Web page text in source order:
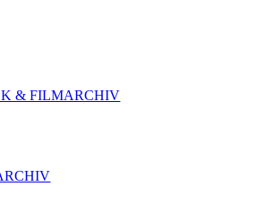
& FILMARCHIV